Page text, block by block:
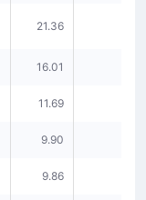
21.36
16.01
11.69
9.90
9.86